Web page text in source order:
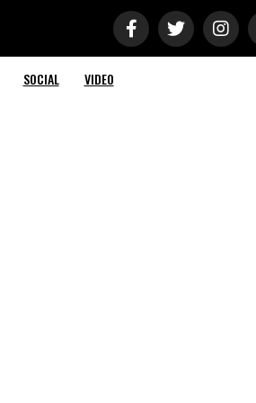
SOCIAL VIDEO